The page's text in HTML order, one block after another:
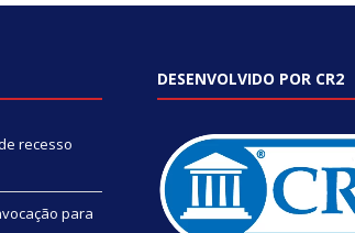
recesso
para
DESENVOLVIDO POR CR2